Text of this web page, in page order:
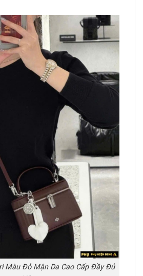
Màu Đỏ Mận Da Cao Cấp Đầy Đủ